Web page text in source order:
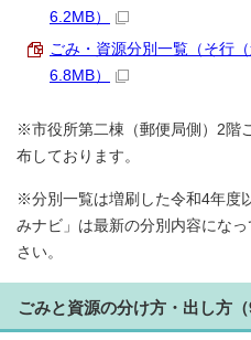
6.2MB）
ごみ・資源分別一覧（そ行
6.8MB）
※市役所第二棟（郵便局側）2階
布しております。
※分別一覧は増刷した令和4年度
みナビ」は最新の分別内容にな
さい。
ごみと資源の分け方・出し方（